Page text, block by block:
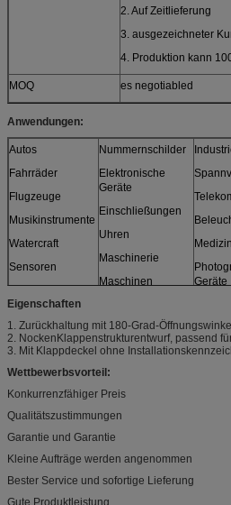
2. Auf Zeitlieferung
3. ausgezeichneter
4. Produktion kann
MOQ es negotiabled
Anwendungen:
Autos
Fahrräder
Flugzeuge
Musikinstrumente
Watercraft
Sensoren
Nummernschilder
Elektronische
Geräte
Einschließungen
Uhren
Maschinerie
Maschinen
Geräte
Eigenschaften
1. Zurückhaltung mit 180-Grad-Öffnungswinkel
2. NockenKlappenstrukturentwurf, passend
3. Mit Klappdeckel ohne
Wettbewerbsvorteil:
Konkurrenzfähiger Preis
Qualitätszustimmungen
Garantie und Garantie
Kleine Aufträge werden angenommen
Bester Service und sofortige Lieferung
Gute Produktleistung